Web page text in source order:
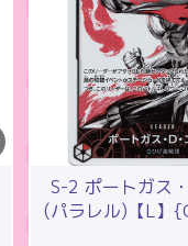
S-2 ポートガス
(パラレル)【L】